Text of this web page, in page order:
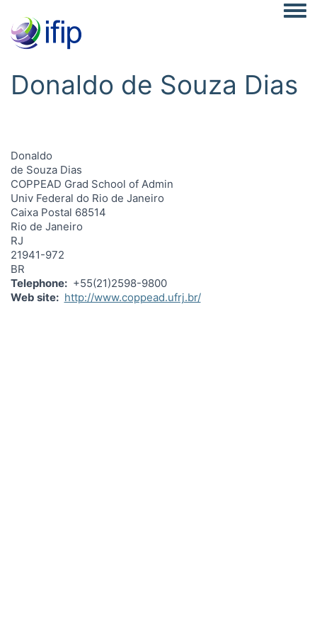
Donaldo de Souza Dias
Donaldo
de Souza Dias
COPPEAD Grad School of Admin
Univ Federal do Rio de Janeiro
Caixa Postal 68514
Rio de Janeiro
RJ
21941-972
BR
Telephone
+55(21)2598-9800
Web site
http://www.coppead.ufrj.br/